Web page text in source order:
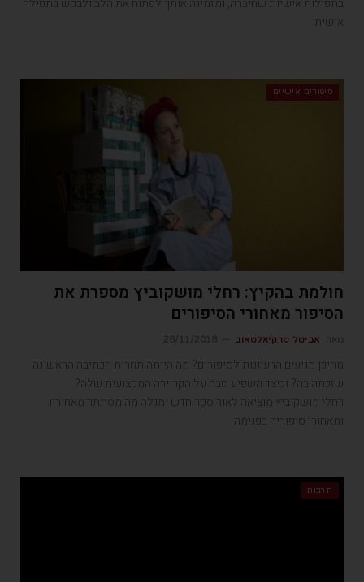
בתפילות אישיות שחיברה, ומזמינה אותך לפתוח את הלב ולבקש בתפילה
אישית
סיפורים אישיים
חולמת בהקיץ: רחלי מושקוביץ מספרת את
הסיפור מאחורי הסיפורים
אביטל טרקיאלטאוב
מהיכן מגיעים הרעיונות לסיפורים? מה הייתה תחרות הכתיבה הראשונה
שזכתה בה? וכיצד השפיע סבה על הקריירה המקצועית שלה?
רחלי מושקוביץ מוציאה לאור ספר חדש ומגלה מה מסתתר מאחוריו
ומאחורי סיפוריה בפנימה
תרבות